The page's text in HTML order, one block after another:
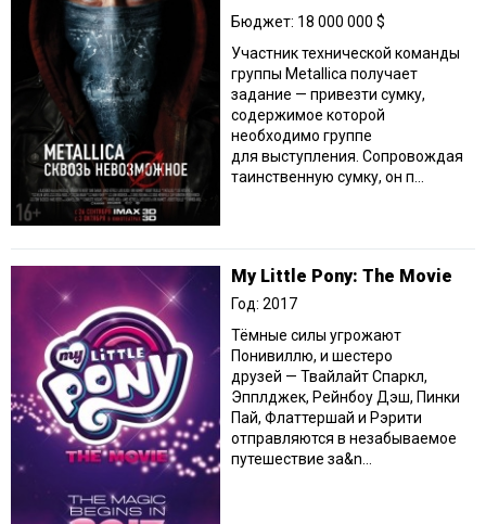
Бюджет: 18 000 000 $
Участник технической команды
группы Metallica получает
задание — привезти сумку,
содержимое которой
необходимо группе
для выступления. Сопровождая
таинственную сумку, он п...
My Little Pony: The Movie
Год: 2017
Тёмные силы угрожают
Понивиллю, и шестеро
друзей — Твайлайт Спаркл,
Эпплджек, Рейнбоу Дэш, Пинки
Пай, Флаттершай и Рэрити
отправляются в незабываемое
путешествие за&n...